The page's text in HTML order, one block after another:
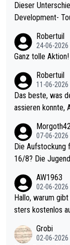
Dieser Unterschied im
Development-
mal 40+ erst recht. Da gewinnst keinen Blumentopf - ist ja
h krasser wie ein Pokalspiel eines Kreisligisten vs einem Bund
Robertuil
24-06-2026
Ganz tolle Aktion!
Robertuil
11-06-2026
Das beste, was
assieren konnte,
07-06-2026
Die Aufstockung
16/8? Die Jugendspiele waren letztes Jahr durchaus sehr kurz
Allerdings ist Mitchell Lawrie als
ziert. Somit
sters erstmal nichts. Ich denke sie wollen damit für
ohl wenig WDF
AW1963
02-06-2026
Hallo, warum gibt es keinen Hinweis, dass die Nordic Darts Ma
sters kostenlos
Grobi
02-06-2026